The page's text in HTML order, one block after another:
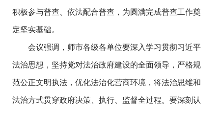
积极参与普查、依法配合普查，为圆满完成普查工作奠
定坚实基础。
会议强调，师市各级各单位要深入学习贯彻习近平
法治思想，坚持党对法治政府建设的全面领导，严格规
范公正文明执法，优化法治化营商环境，将法治思维和
法治方式贯穿政府决策、执行、监督全过程。要深刻认